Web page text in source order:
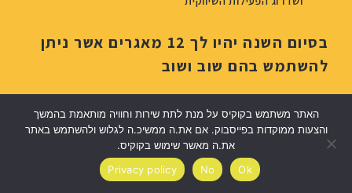
בסיום השנה יהיו לך 12 מאגרים אשר ניתן
להשתמש בהם שוב ושוב
האתר משתמש בקוקיס על מנת לתת שירות וחוויה מותאמת בהמשך
והצעות ממוקדות בפייסבוק. אם את.ה ממשיכ.ה לגלוש ולהשתמש באתר
את.ה מאשר שימוש בקוקיס.
Ok
No
Privacy policy